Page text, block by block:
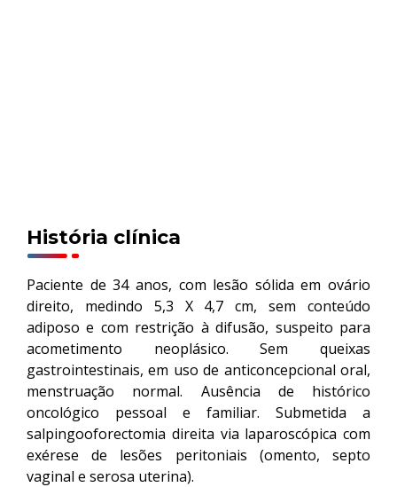
História clínica
Paciente de 34 anos, com lesão sólida em ovário
direito, medindo 5,3 X 4,7 cm, sem conteúdo
adiposo e com restrição à difusão, suspeito para
acometimento neoplásico. Sem queixas
gastrointestinais, em uso de anticoncepcional oral,
menstruação normal. Ausência de histórico
oncológico pessoal e familiar. Submetida a
salpingooforectomia direita via laparoscópica com
exérese de lesões peritoniais (omento, septo
vaginal e serosa uterina).